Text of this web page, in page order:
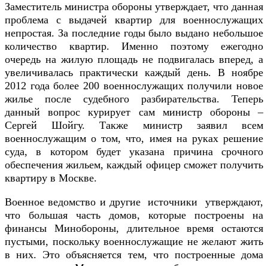
Заместитель министра обороны утверждает, что данная
проблема с выдачей квартир для военнослужащих
непростая. За последние годы было выдано небольшое
количество квартир. Именно поэтому ежегодно
очередь на жилую площадь не подвигалась вперед, а
увеличивалась практически каждый день. В ноябре
2012 года более 200 военнослужащих получили новое
жилье после судебного разбирательства. Теперь
данный вопрос курирует сам министр обороны –
Сергей Шойгу. Также министр заявил всем
военнослужащим о том, что, имея на руках решение
суда, в котором будет указана причина срочного
обеспечения жильем, каждый офицер сможет получить
квартиру в Москве.
Военное ведомство и другие источники утверждают,
что большая часть домов, которые построены на
финансы Минобороны, длительное время остаются
пустыми, поскольку военнослужащие не желают жить
в них. Это объясняется тем, что построенные дома